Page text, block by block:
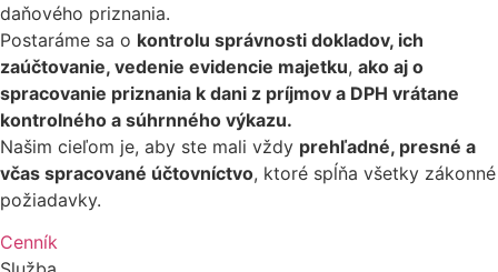
daňového priznania.
Postaráme sa o kontrolu správnosti dokladov, ich
zaúčtovanie, vedenie evidencie majetku, ako aj o
spracovanie priznania k dani z príjmov a DPH vrátane
kontrolného a súhrnného výkazu.
Našim cieľom je, aby ste mali vždy prehľadné, presné a
včas spracované účtovníctvo, ktoré spĺňa všetky zákonné
požiadavky.
Cenník